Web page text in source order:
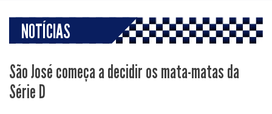
NOTÍCIAS
São José começa a decidir os mata-matas da
Série D